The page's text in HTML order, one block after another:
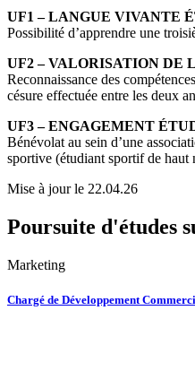
UF1 – LANGUE VIVANTE
Possibilité d’apprendre une
UF2 – VALORISATION DE
Reconnaissance des
césure effectuée entre les deux
UF3 – ENGAGEMENT
Bénévolat au sein d’une
sportive (étudiant sportif de
Mise à jour le 22.04.26
Poursuite d'études
Marketing
Chargé de Développement